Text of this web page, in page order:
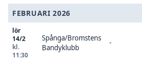
FEBRUARI 2026
lör
14/2
kl.
11:30
Spånga/Bromstens
Bandyklubb
-